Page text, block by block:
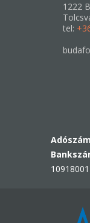
1222
tel: